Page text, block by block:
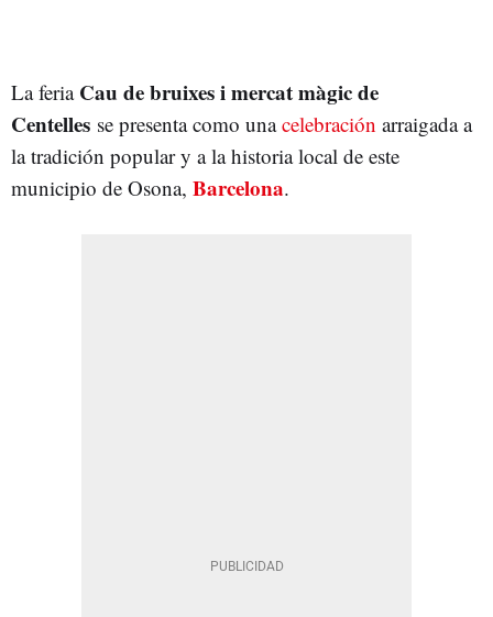
La feria Cau de bruixes i mercat màgic de
Centelles se presenta como unacelebración arraigada a
la tradición popular y a la historia local de este
municipio de Osona, Barcelona.